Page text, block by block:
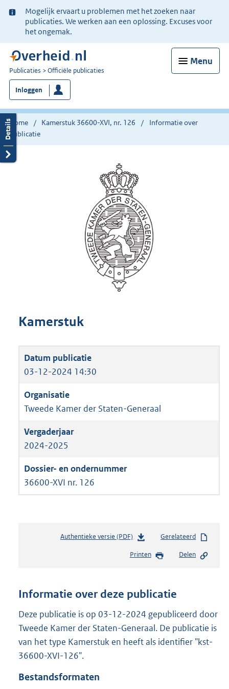
Ter
informatie:
Mogelijk ervaart u problemen met het zoeken naar
publicaties. We werken aan een oplossing. Excuses voor
het ongemak.
Menu
U
bent
nu
hier:
Publicaties Officiële publicaties
Inloggen
Home Kamerstuk 36600-XVI, nr. 126
Informatie over
publicatie
Kamerstuk
03-12-2024 14:30
Tweede Kamer der Staten-Generaal
2024-2025
36600-XVI nr. 126
Authentieke versie (PDF)b
s
n
s
r
o
Gerelateerd
Printen Delen
Informatie over deze publicatie
Deze publicatie is op 03-12-2024 gepubliceerd door
Tweede Kamer der Staten-Generaal. De publicatie is
van het type Kamerstuk en heeft als identifier "kst-
36600-XVI-126".
Bestandsformaten